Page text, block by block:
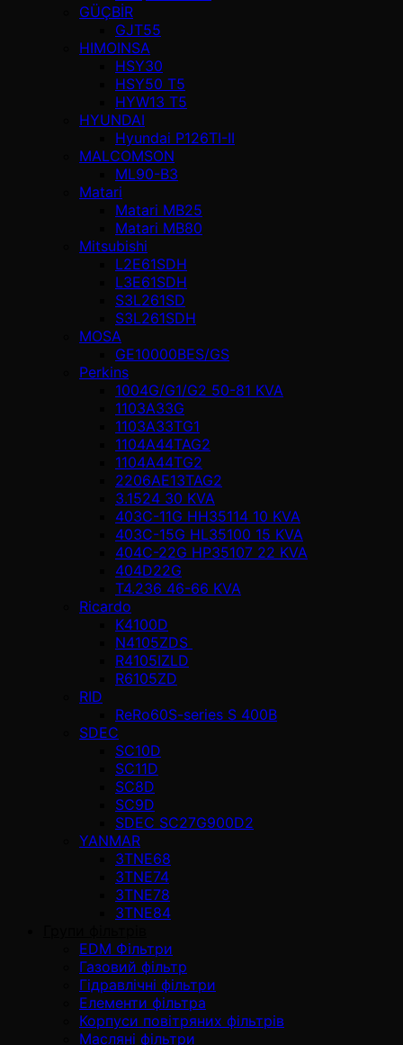
GÜÇBİR
GJT55
HIMOINSA
HSY30
HSY50 T5
HYW13 T5
HYUNDAI
Hyundai P126TI-II
MALCOMSON
ML90-B3
Matari
Matari MB25
Matari MB80
Mitsubishi
L2E61SDH
L3E61SDH
S3L261SD
S3L261SDH
MOSA
GE10000BES/GS
Perkins
1004G/G1/G2 50-81 KVA
1103A33G
1103A33TG1
1104A44TAG2
1104A44TG2
2206AE13TAG2
3.1524 30 KVA
403C-11G HH35114 10 KVA
403C-15G HL35100 15 KVA
404C-22G HP35107 22 KVA
404D22G
T4.236 46-66 KVA
Ricardo
K4100D
N4105ZDS
R4105IZLD
R6105ZD
RID
ReRo60S-series S 400В
SDEC
SC10D
SC11D
SC8D
SC9D
SDEC SC27G900D2
YANMAR
3TNE68
3TNE74
3TNE78
3TNE84
EDM Фільтри
Газовий фільтр
Гідравлічні фільтри
Елементи фільтра
Корпуси повітряних фільтрів
Масляні фільтри